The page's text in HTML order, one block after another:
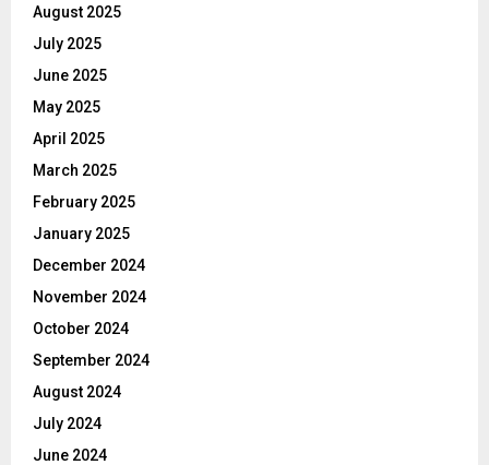
August 2025
July 2025
June 2025
May 2025
April 2025
March 2025
February 2025
January 2025
December 2024
November 2024
October 2024
September 2024
August 2024
July 2024
June 2024